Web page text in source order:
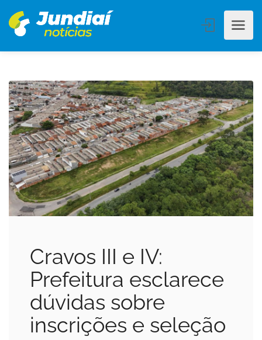
Cravos III e IV:
Prefeitura esclarece
dúvidas sobre
inscrições e seleção